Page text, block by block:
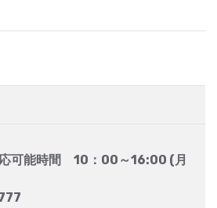
応可能時間 10：00～16:00 (月